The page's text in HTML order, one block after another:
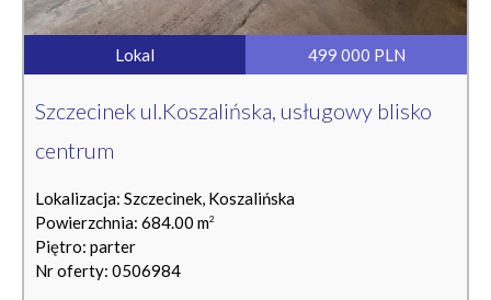
Lokal 499 000 PLN
Szczecinek ul.Koszalińska, usługowy blisko
centrum
Lokalizacja: Szczecinek, Koszalińska
Powierzchnia: 684.00 m2
Piętro: parter
Nr oferty: 0506984